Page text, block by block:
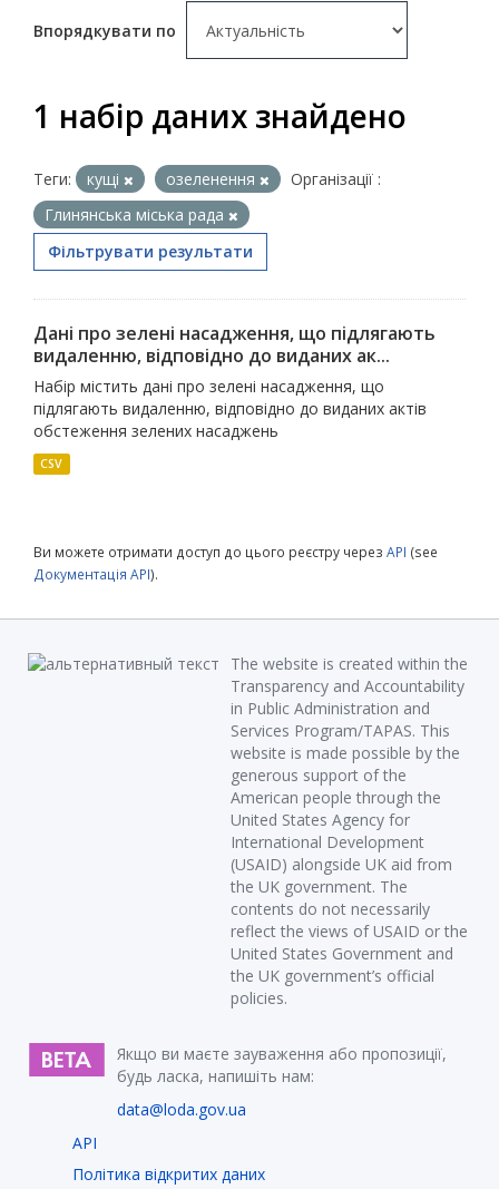
Впорядкувати по
1 набір даних знайдено
Теги: кущі озеленення
Організації :
Глинянська міська рада
Фільтрувати результати
Дані про зелені насадження, що підлягають
видаленню, відповідно до виданих ак...
Набір містить дані про зелені насадження, що
підлягають видаленню, відповідно до виданих актів
обстеження зелених насаджень
CSV
Ви можете отримати доступ до цього реєстру через API (see
Документація API).
The website is created within the
Transparency and Accountability
in Public Administration and
Services Program/TAPAS. This
website is made possible by the
generous support of the
American people through the
United States Agency for
International Development
(USAID) alongside UK aid from
the UK government. The
contents do not necessarily
reflect the views of USAID or the
United States Government and
the UK government’s official
policies.
Якщо ви маєте зауваження або пропозиції,
будь ласка, напишіть нам:
data@loda.gov.ua
API
Політика відкритих даних